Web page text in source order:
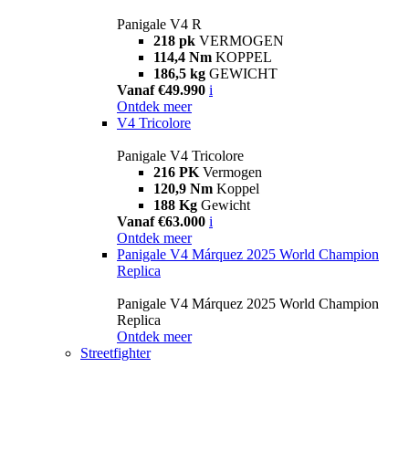
Panigale V4 R
218 pk VERMOGEN
114,4 Nm KOPPEL
186,5 kg GEWICHT
Vanaf €49.990 i
Ontdek meer
V4 Tricolore
Panigale V4 Tricolore
216 PK Vermogen
120,9 Nm Koppel
188 Kg Gewicht
Vanaf €63.000 i
Ontdek meer
Panigale V4 Márquez 2025 World Champion
Replica
Panigale V4 Márquez 2025 World Champion
Replica
Ontdek meer
Streetfighter